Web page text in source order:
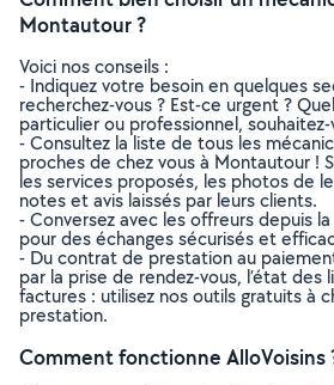
Montautour ?
Voici nos conseils :
- Indiquez votre besoin en quelques
recherchez-vous ? Est-ce urgent ?
particulier ou professionnel, souhaitez-
- Consultez la liste de tous les
proches de chez vous à Montautour !
les services proposés, les photos de
notes et avis laissés par leurs clients.
- Conversez avec les offreurs depuis
pour des échanges sécurisés et
- Du contrat de prestation au
par la prise de rendez-vous, l’état des
factures : utilisez nos outils gratuits à
prestation.
Comment fonctionne AlloVoisins